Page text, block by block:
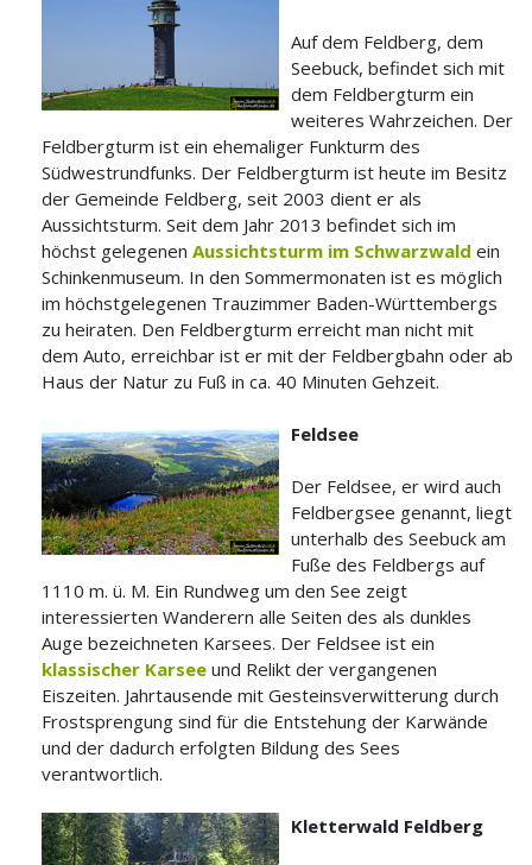
Auf dem Feldberg, dem
Seebuck, befindet sich mit
dem Feldbergturm ein
weiteres Wahrzeichen. Der
Feldbergturm ist ein ehemaliger Funkturm des
Südwestrundfunks. Der Feldbergturm ist heute im Besitz
der Gemeinde Feldberg, seit 2003 dient er als
Aussichtsturm. Seit dem Jahr 2013 befindet sich im
höchst gelegenen Aussichtsturm im Schwarzwald ein
Schinkenmuseum. In den Sommermonaten ist es möglich
im höchstgelegenen Trauzimmer Baden-Württembergs
zu heiraten. Den Feldbergturm erreicht man nicht mit
dem Auto, erreichbar ist er mit der Feldbergbahn oder ab
Haus der Natur zu Fuß in ca. 40 Minuten Gehzeit.
Feldsee
Der Feldsee, er wird auch
Feldbergsee genannt, liegt
unterhalb des Seebuck am
Fuße des Feldbergs auf
1110 m. ü. M. Ein Rundweg um den See zeigt
interessierten Wanderern alle Seiten des als dunkles
Auge bezeichneten Karsees. Der Feldsee ist ein
klassischer Karsee und Relikt der vergangenen
Eiszeiten. Jahrtausende mit Gesteinsverwitterung durch
Frostsprengung sind für die Entstehung der Karwände
und der dadurch erfolgten Bildung des Sees
verantwortlich.
Kletterwald Feldberg